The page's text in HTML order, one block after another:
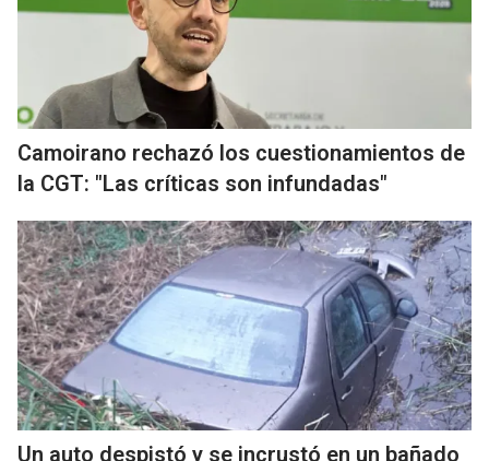
Camoirano rechazó los cuestionamientos de
la CGT: "Las críticas son infundadas"
Un auto despistó y se incrustó en un bañado